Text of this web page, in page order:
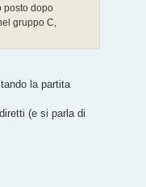
posto dopo
gruppo C,
la partita
(e si parla di